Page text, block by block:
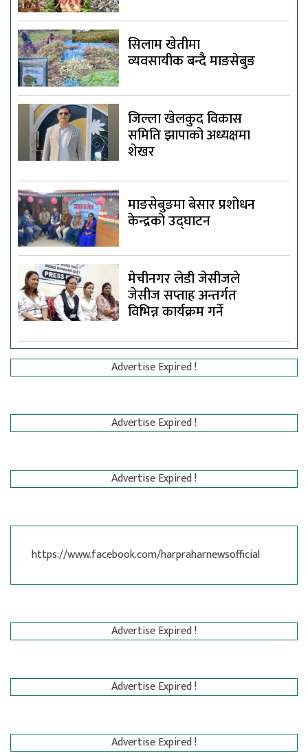
सिलाम खेतीमा
व्यवसायीक बन्दै माङसेबुङ
जिल्ला खेलकुद विकास
समिति झापाको अध्यक्षमा
शेखर
माङसेबुङमा बेसार प्रशोधन
केन्द्रको उद्घाटन
मेचीनगर लेडी जेसीजले
जेसीज सप्ताह अन्तर्गत
विभिन्न कार्यक्रम गर्ने
Advertise Expired !
Advertise Expired !
Advertise Expired !
https://www.facebook.com/harpraharnewsofficial
Advertise Expired !
Advertise Expired !
Advertise Expired !